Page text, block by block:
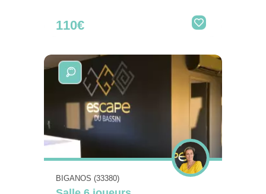
110€
BIGANOS (33380)